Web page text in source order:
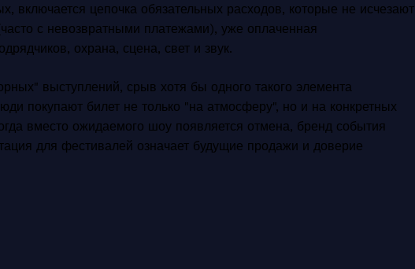
включается цепочка обязательных расходов, которые не исчезают
с невозвратными платежами), уже оплаченная
охрана, сцена, свет и звук.
выступлений, срыв хотя бы одного такого элемента
покупают билет не только "на атмосферу", но и на конкретных
вместо ожидаемого шоу появляется отмена, бренд события
для фестивалей означает будущие продажи и доверие